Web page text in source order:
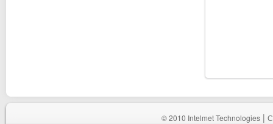
© 2010 Intelmet Technologies |